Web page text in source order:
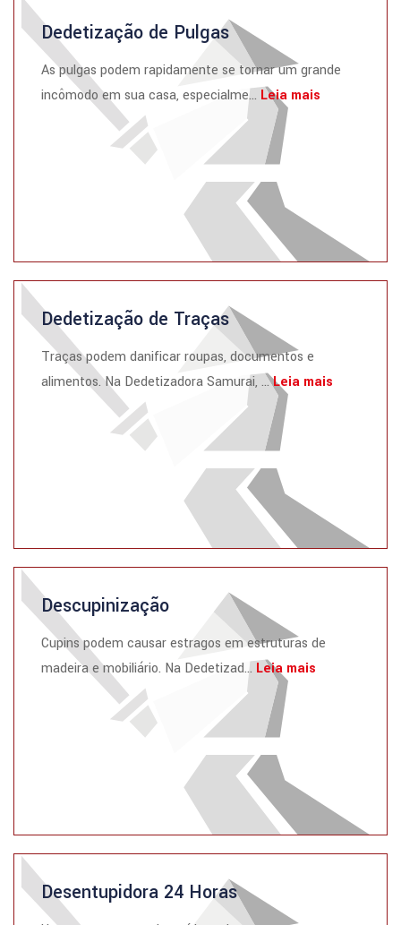
Dedetização de Pulgas
As pulgas podem rapidamente se tornar um grande
incômodo em sua casa, especialme... Leia mais
Dedetização de Traças
Traças podem danificar roupas, documentos e
alimentos. Na Dedetizadora Samurai, ...Leia mais
Descupinização
Cupins podem causar estragos em estruturas de
madeira e mobiliário. Na Dedetizad... Leia mais
Desentupidora 24 Horas